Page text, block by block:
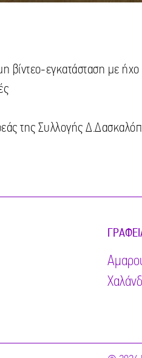
βίντεο-εγκατάσταση με ήχο
της Συλλογής